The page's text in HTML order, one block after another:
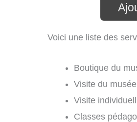
Voici une liste des
Boutique du
Visite du
Visite
Classes